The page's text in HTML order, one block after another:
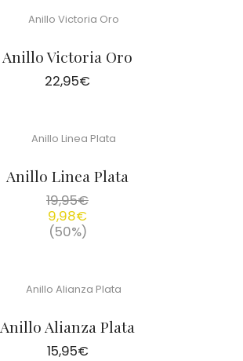
Anillo Victoria Oro
22,95€
Anillo Linea Plata
19,95€
9,98€
(50%)
Anillo Alianza Plata
15,95€